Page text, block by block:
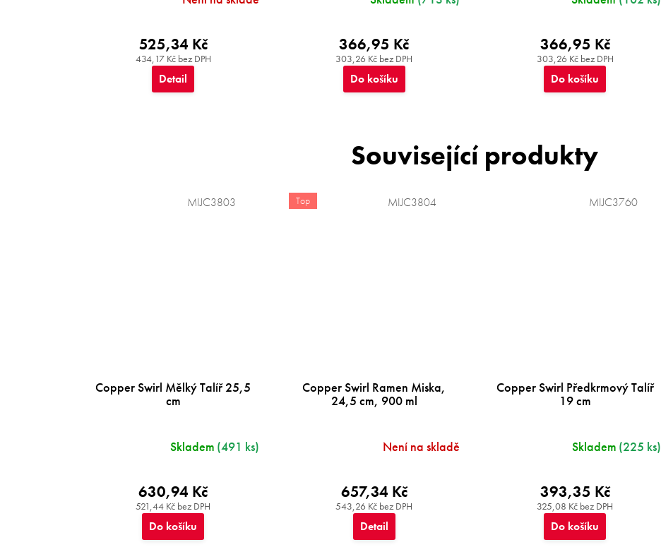
434,17 Kč bez DPH
525,34 Kč
Detail
303,26 Kč bez DPH
366,95 Kč
Do košíku
303,26 Kč bez DPH
366,95 Kč
Do košíku
Související produkty
Copper Swirl Mělký Talíř 25,5
cm
Skladem (491 ks)
521,44 Kč bez DPH
630,94 Kč
Do košíku
MIJC3803 Top
Copper Swirl Ramen Miska,
24,5 cm, 900 ml
Není na skladě
543,26 Kč bez DPH
657,34 Kč
Detail
MIJC3804
Copper Swirl Předkrmový Talíř
19 cm
Skladem (225 ks)
325,08 Kč bez DPH
393,35 Kč
Do košíku
MIJC3760